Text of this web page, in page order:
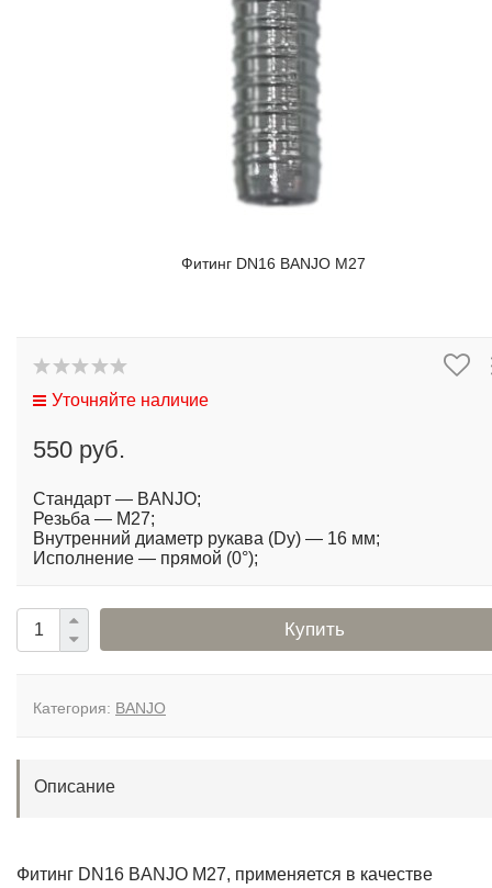
Фитинг DN16 BANJO M27
Уточняйте наличие
550 руб.
Стандарт — BANJO;
Резьба — M27;
Внутренний диаметр рукава (Dy) — 16 мм;
Исполнение — прямой (0°);
Купить
Категория: BANJO
Описание
Фитинг DN16 BANJO M27, применяется в качестве